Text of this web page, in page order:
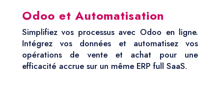
Odoo et Automatisation
Simplifiez vos processus avec Odoo en ligne.
Intégrez vos données et automatisez vos
opérations de vente et achat pour une
efficacité accrue sur un même ERP full SaaS.